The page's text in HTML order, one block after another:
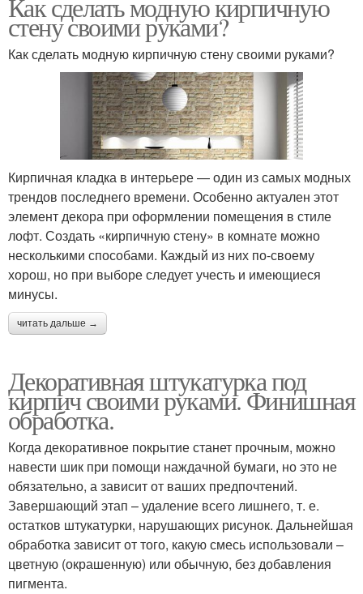
стену своими руками?
Как сделать модную кирпичную стену своими руками?
Кирпичная кладка в интерьере — один из самых модных
трендов последнего времени. Особенно актуален этот
элемент декора при оформлении помещения в стиле
лофт. Создать «кирпичную стену» в комнате можно
несколькими способами. Каждый из них по-своему
хорош, но при выборе следует учесть и имеющиеся
минусы.
читать дальше →
Декоративная штукатурка под
кирпич своими руками. Финишная
обработка.
Когда декоративное покрытие станет прочным, можно
навести шик при помощи наждачной бумаги, но это не
обязательно, а зависит от ваших предпочтений.
Завершающий этап – удаление всего лишнего, т. е.
остатков штукатурки, нарушающих рисунок. Дальнейшая
обработка зависит от того, какую смесь использовали –
цветную (окрашенную) или обычную, без добавления
пигмента.